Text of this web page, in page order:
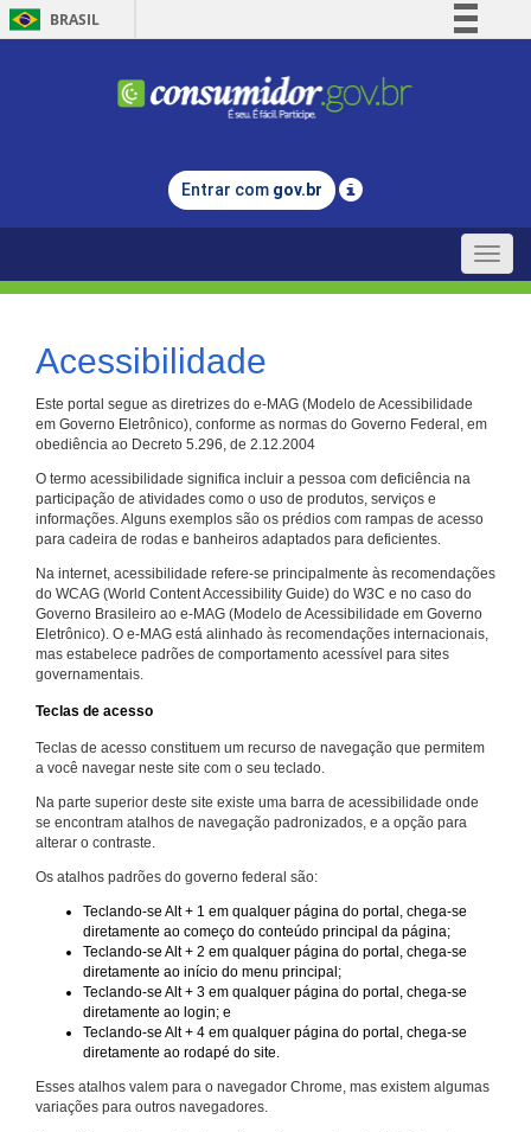
BRASIL
Comunica BR
Legislação
Entrar com gov.br
Toggle
Acessibilidade
Este portal segue as diretrizes do e-MAG (Modelo de Acessibilidade
em Governo Eletrônico), conforme as normas do Governo Federal, em
obediência ao Decreto 5.296, de 2.12.2004
O termo acessibilidade significa incluir a pessoa com deficiência na
participação de atividades como o uso de produtos, serviços e
informações. Alguns exemplos são os prédios com rampas de acesso
para cadeira de rodas e banheiros adaptados para deficientes.
Na internet, acessibilidade refere-se principalmente às recomendações
do WCAG (World Content Accessibility Guide) do W3C e no caso do
Governo Brasileiro ao e-MAG (Modelo de Acessibilidade em Governo
Eletrônico). O e-MAG está alinhado às recomendações internacionais,
mas estabelece padrões de comportamento acessível para sites
governamentais.
Teclas de acesso
Teclas de acesso constituem um recurso de navegação que permitem
a você navegar neste site com o seu teclado.
Na parte superior deste site existe uma barra de acessibilidade onde
se encontram atalhos de navegação padronizados, e a opção para
alterar o contraste.
Os atalhos padrões do governo federal são:
Teclando-se Alt + 1 em qualquer página do portal, chega-se
diretamente ao começo do conteúdo principal da página;
Teclando-se Alt + 2 em qualquer página do portal, chega-se
diretamente ao início do menu principal;
Teclando-se Alt + 3 em qualquer página do portal, chega-se
diretamente ao login; e
Teclando-se Alt + 4 em qualquer página do portal, chega-se
diretamente ao rodapé do site.
Esses atalhos valem para o navegador Chrome, mas existem algumas
variações para outros navegadores.